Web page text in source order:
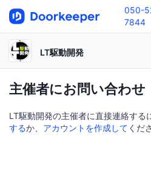
050-
7844
LT駆動開発
主催者にお問い合わせ
LT駆動開発の主催者に直接連絡する
するか、 アカウントを作成して くだ